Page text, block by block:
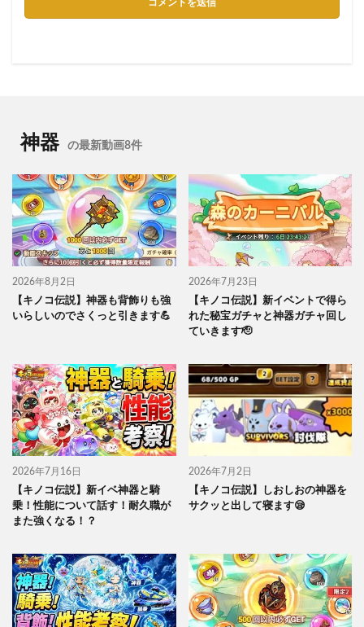
神器 の最新動画8件
2026年8月2日
【キノコ伝説】神器も背飾りも強
いらしいのでさくっと引きます💪
2026年7月23日
【キノコ伝説】新イベントで得ら
れた秘宝ガチャと神器ガチャ回し
ていきます🫡
2026年7月16日
【キノコ伝説】新イベ神器と騎
乗！性能について話す！耐久職が
また強くなる！？
2026年7月2日
【キノコ伝説】しおしおの神器を
サクッと出して寝ます😪